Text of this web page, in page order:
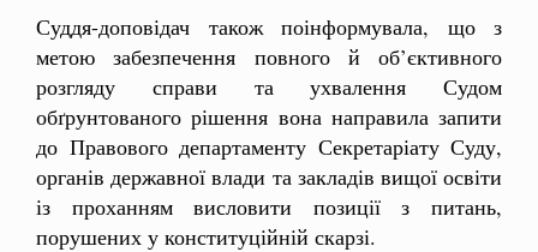
Суддя-доповідач також поінформувала, що з
метою забезпечення повного й об’єктивного
розгляду справи та ухвалення Судом
обґрунтованого рішення вона направила запити
до Правового департаменту Секретаріату Суду,
органів державної влади та закладів вищої освіти
із проханням висловити позиції з питань,
порушених у конституційній скарзі.